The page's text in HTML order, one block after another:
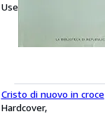
Used
Cristo di nuovo in croce
Hardcover